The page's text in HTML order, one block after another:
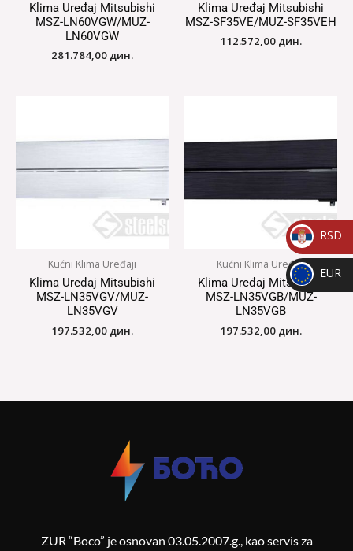
Klima Uređaj Mitsubishi
MSZ-LN60VGW/MUZ-
LN60VGW
281.784,00 дин.
Klima Uređaj Mitsubishi
MSZ-SF35VE/MUZ-SF35VEH
112.572,00 дин.
Kućni Klima Uređaji
Klima Uređaj Mitsubishi
MSZ-LN35VGV/MUZ-
LN35VGV
197.532,00 дин.
Kućni Klima Uređaji
Klima Uređaj Mitsubishi
MSZ-LN35VGB/MUZ-
LN35VGB
197.532,00 дин.
ZUR “Boco” je osnovan 03.05.2007.g., kao servis za
_
RSD
RSD
_
EUR